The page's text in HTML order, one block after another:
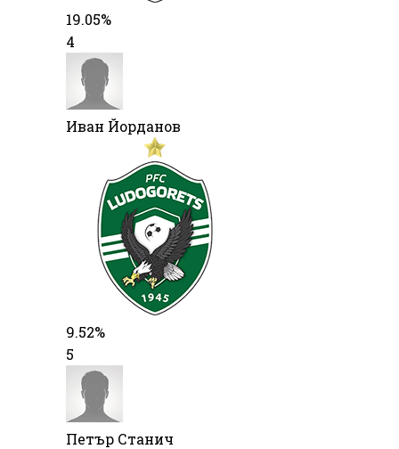
19.05%
4
Иван Йорданов
9.52%
5
Петър Станич